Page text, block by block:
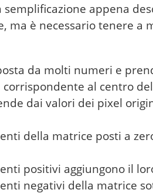
appena
ma è necessario tenere a
da molti numeri e
al centro
dai valori dei pixel
della matrice posti a
positivi aggiungono il
negativi della matrice